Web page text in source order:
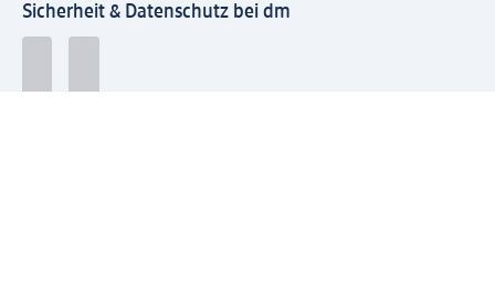
Sicherheit & Datenschutz bei dm